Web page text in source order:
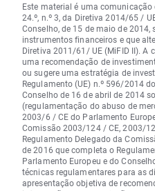
Este material é uma
24.º, n.º 3, da Diretiva 2014/65 /
Conselho, de 15 de maio de 2014,
instrumentos financeiros e que
Diretiva 2011/61/ UE (MiFID II). A
uma recomendação de
ou sugere uma estratégia de
Regulamento (UE) n.º 596/2014
Conselho de 16 de abril de 2014
(regulamentação do abuso de
2003/6 / CE do Parlamento
Comissão 2003/124 / CE, 2003/
Regulamento Delegado da
de 2016 que completa o
Parlamento Europeu e do
técnicas regulamentares para as
apresentação objetiva de